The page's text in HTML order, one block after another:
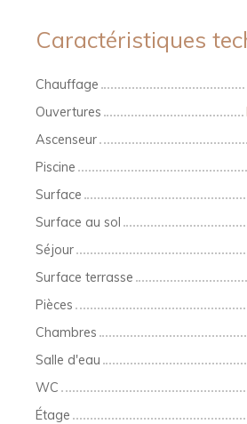
Caractéristiques
Chauffage
Ouvertures
Ascenseur
Piscine
Surface
Surface au sol
Séjour
Surface terrasse
Pièces
Chambres
Salle d'eau
WC
Étage